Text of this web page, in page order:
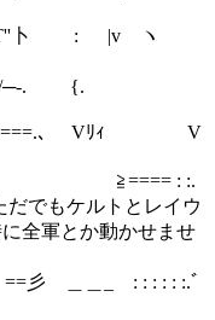
卜 : |v ヽ
─‐. {.
､ Vﾘｨ V
: :.
トとレイウ
全軍とか動かせませ
＿_ : : : : : :.ﾞ